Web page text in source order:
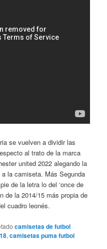
se vuelven a dividir las
al trato de la marca
united 2022 alegando la
la camiseta. Más Segunda
de la letra lo del ‘once de
de la 2014/15 más propia de
cuadro leonés.
camisetas de futbol
,camisetas puma futbol